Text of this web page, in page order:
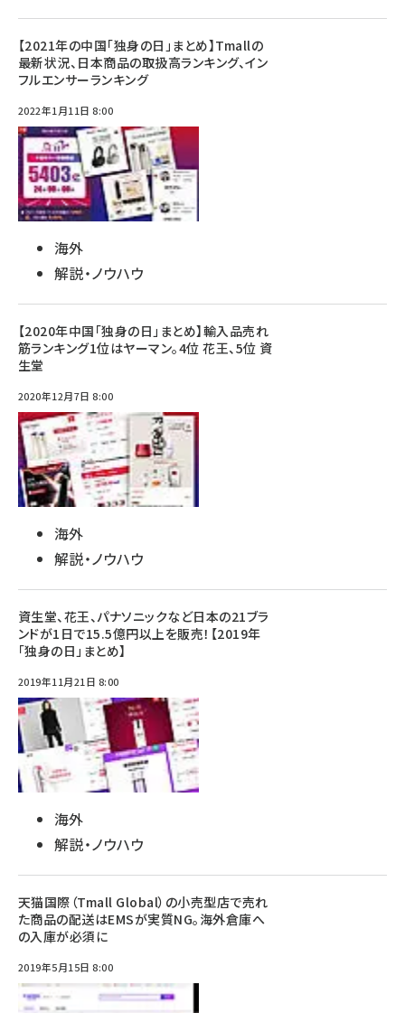
【2021年の中国「独身の日」まとめ】Tmallの
最新状況、日本商品の取扱高ランキング、イン
フルエンサーランキング
2022年1月11日 8:00
海外
解説・ノウハウ
【2020年中国「独身の日」まとめ】輸入品売れ
筋ランキング1位はヤーマン。4位 花王、5位 資
生堂
2020年12月7日 8:00
海外
解説・ノウハウ
資生堂、花王、パナソニックなど日本の21ブラ
ンドが1日で15.5億円以上を販売！【2019年
「独身の日」まとめ】
2019年11月21日 8:00
海外
解説・ノウハウ
天猫国際（Tmall Global）の小売型店で売れ
た商品の配送はEMSが実質NG。海外倉庫へ
の入庫が必須に
2019年5月15日 8:00